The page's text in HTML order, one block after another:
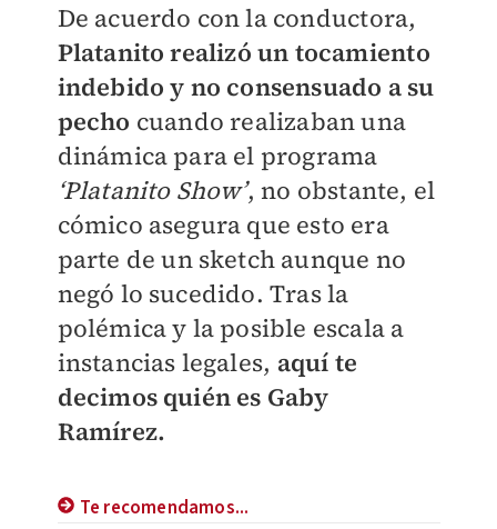
De acuerdo con la conductora,
Platanito realizó un tocamiento
indebido y no consensuado a su
pecho cuando realizaban una
dinámica para el programa
‘Platanito Show’, no obstante, el
cómico asegura que esto era
parte de un sketch aunque no
negó lo sucedido. Tras la
polémica y la posible escala a
instancias legales, aquí te
decimos quién es Gaby
Ramírez.
Te recomendamos...